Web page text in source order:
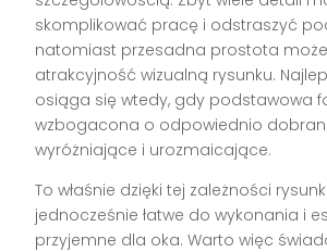
skomplikować pracę i odstraszyć
natomiast przesadna prostota
atrakcyjność wizualną rysunku.
osiąga się wtedy, gdy podstawowa
wzbogacona o odpowiednio
wyróżniające i urozmaicające.
To właśnie dzięki tej zależności
jednocześnie łatwe do wykonania i
przyjemne dla oka. Warto więc